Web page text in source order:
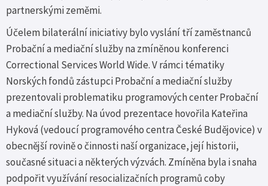
partnerskými zeměmi.
Účelem bilaterální iniciativy bylo vyslání tří zaměstnanců
Probační a mediační služby na zmíněnou konferenci
Correctional Services World Wide. V rámci tématiky
Norských fondů zástupci Probační a mediační služby
prezentovali problematiku programových center Probační
a mediační služby. Na úvod prezentace hovořila Kateřina
Hyková (vedoucí programového centra České Budějovice) v
obecnější rovině o činnosti naší organizace, její historii,
současné situaci a některých výzvách. Zmíněna byla i snaha
podpořit využívání resocializačních programů coby